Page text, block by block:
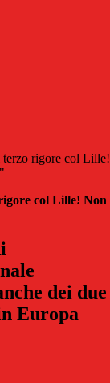
rigore col Lille!
col Lille! Non
dei due
Europa